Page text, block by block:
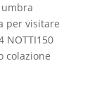
per visitare
NOTTI150
colazione